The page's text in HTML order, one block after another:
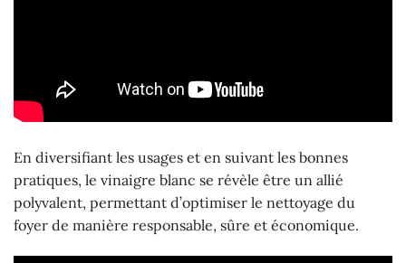
En diversifiant les usages et en suivant les bonnes
pratiques, le vinaigre blanc se révèle être un allié
polyvalent, permettant d’optimiser le nettoyage du
foyer de manière responsable, sûre et économique.